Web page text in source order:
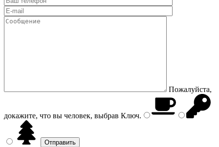
Пожалуйста,
докажите, что вы человек, выбрав Ключ.